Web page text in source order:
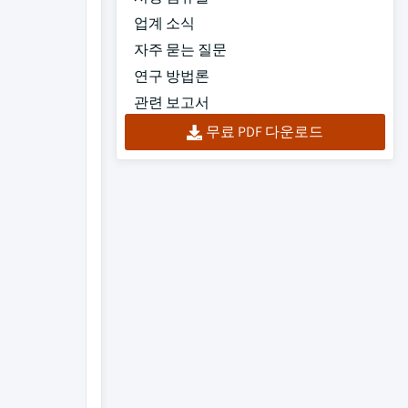
업계 소식
자주 묻는 질문
연구 방법론
관련 보고서
무료 PDF 다운로드